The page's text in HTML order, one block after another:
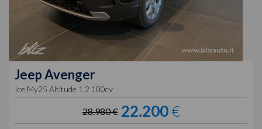
JeepAvenger
Ice My25 Altitude 1.2 100cv
28.980 € 22.200€